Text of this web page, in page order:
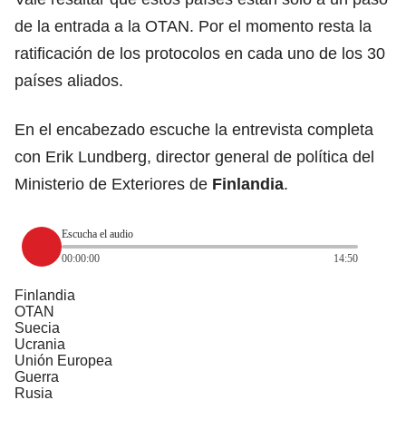
de la entrada a la OTAN. Por el momento resta la
ratificación de los protocolos en cada uno de los 30
países aliados.
En el encabezado escuche la entrevista completa
con Erik Lundberg, director general de política del
Ministerio de Exteriores de Finlandia.
Escucha el audio
00:00:00
14:50
Finlandia
OTAN
Suecia
Ucrania
Unión Europea
Guerra
Rusia